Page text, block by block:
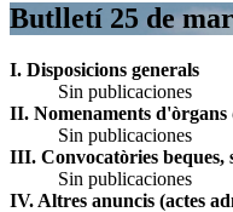
Butlletí 25 de
I. Disposicions generals
Sin publicaciones
II. Nomenaments d'òrgans
Sin publicaciones
III. Convocatòries beques,
Sin publicaciones
IV. Altres anuncis (actes